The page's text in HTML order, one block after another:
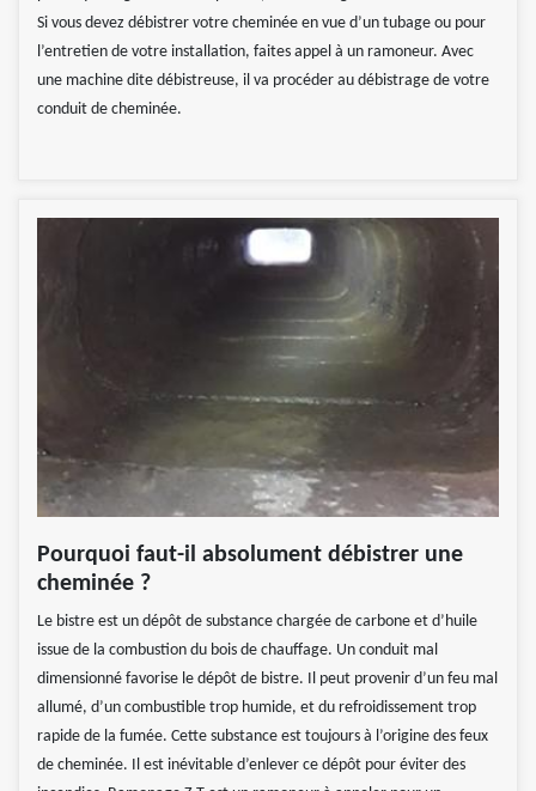
Si vous devez débistrer votre cheminée en vue d’un tubage ou pour
l’entretien de votre installation, faites appel à un ramoneur. Avec
une machine dite débistreuse, il va procéder au débistrage de votre
conduit de cheminée.
Pourquoi faut-il absolument débistrer une
cheminée ?
Le bistre est un dépôt de substance chargée de carbone et d’huile
issue de la combustion du bois de chauffage. Un conduit mal
dimensionné favorise le dépôt de bistre. Il peut provenir d’un feu mal
allumé, d’un combustible trop humide, et du refroidissement trop
rapide de la fumée. Cette substance est toujours à l’origine des feux
de cheminée. Il est inévitable d’enlever ce dépôt pour éviter des